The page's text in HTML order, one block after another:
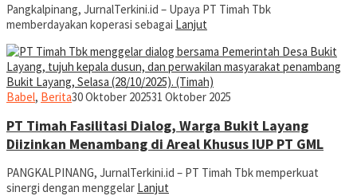
Pangkalpinang, JurnalTerkini.id – Upaya PT Timah Tbk
memberdayakan koperasi sebagai Lanjut
Babel, Beritajurnal
30 Oktober 202531 Oktober 2025
PT Timah Fasilitasi Dialog, Warga Bukit Layang
Diizinkan Menambang di Areal Khusus IUP PT GML
PANGKALPINANG, JurnalTerkini.id – PT Timah Tbk memperkuat
sinergi dengan menggelar Lanjut